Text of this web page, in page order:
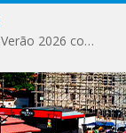
São Miguel do Guamá encerra os Jogos de Verão 2026 com sucesso de público e competições.